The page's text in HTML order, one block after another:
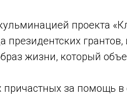
проекта
грантов,
жизни, который
за помощь в